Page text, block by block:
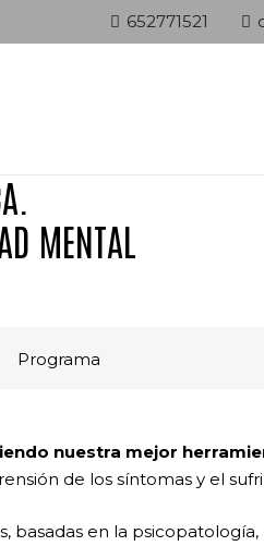
652771521
MENTAL
Programa
nuestra mejor
de los síntomas y el
basadas en la